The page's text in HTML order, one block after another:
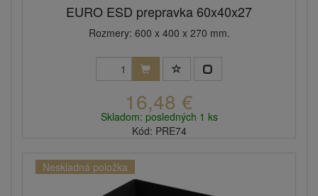
EURO ESD prepravka 60x40x27
Rozmery: 600 x 400 x 270 mm.
16,48 €
Skladom: posledných 1 ks
Kód: PRE74
Neskladná položka